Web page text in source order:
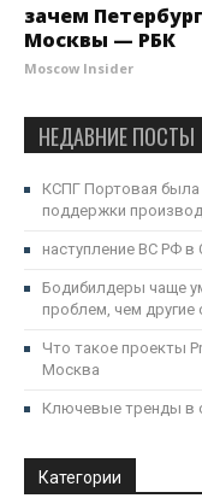
зачем
Москвы — РБК
Moscow Insider
НЕДАВНИЕ ПОСТЫ
КСПГ Портовая была
поддержки
наступление ВС РФ в
Бодибилдеры чаще
проблем, чем другие
Что такое проекты
Москва
Ключевые тренды в
Категории